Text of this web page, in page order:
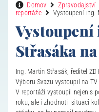
Domov Zpravodajství
reportáže
Vystoupení ing.
Střasáka
Ing. Martin Střasák, ředitel
Výboru Svazu vystoupil na TV
V reportáži vystoupil nejen s
roku, ale i zhodnotil situaci